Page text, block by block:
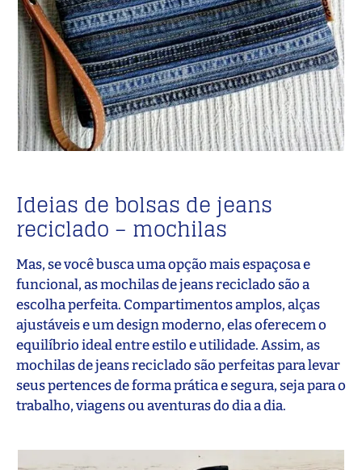
Ideias de bolsas de jeans
reciclado – mochilas
Mas, se você busca uma opção mais espaçosa e
funcional, as mochilas de jeans reciclado são a
escolha perfeita. Compartimentos amplos, alças
ajustáveis e um design moderno, elas oferecem o
equilíbrio ideal entre estilo e utilidade. Assim, as
mochilas de jeans reciclado são perfeitas para levar
seus pertences de forma prática e segura, seja para o
trabalho, viagens ou aventuras do dia a dia.